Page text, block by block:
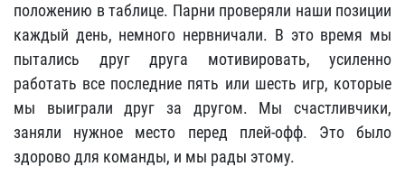
положению в таблице. Парни проверяли наши позиции
каждый день, немного нервничали. В это время мы
пытались друг друга мотивировать, усиленно
работать все последние пять или шесть игр, которые
мы выиграли друг за другом. Мы счастливчики,
заняли нужное место перед плей-офф. Это было
здорово для команды, и мы рады этому.